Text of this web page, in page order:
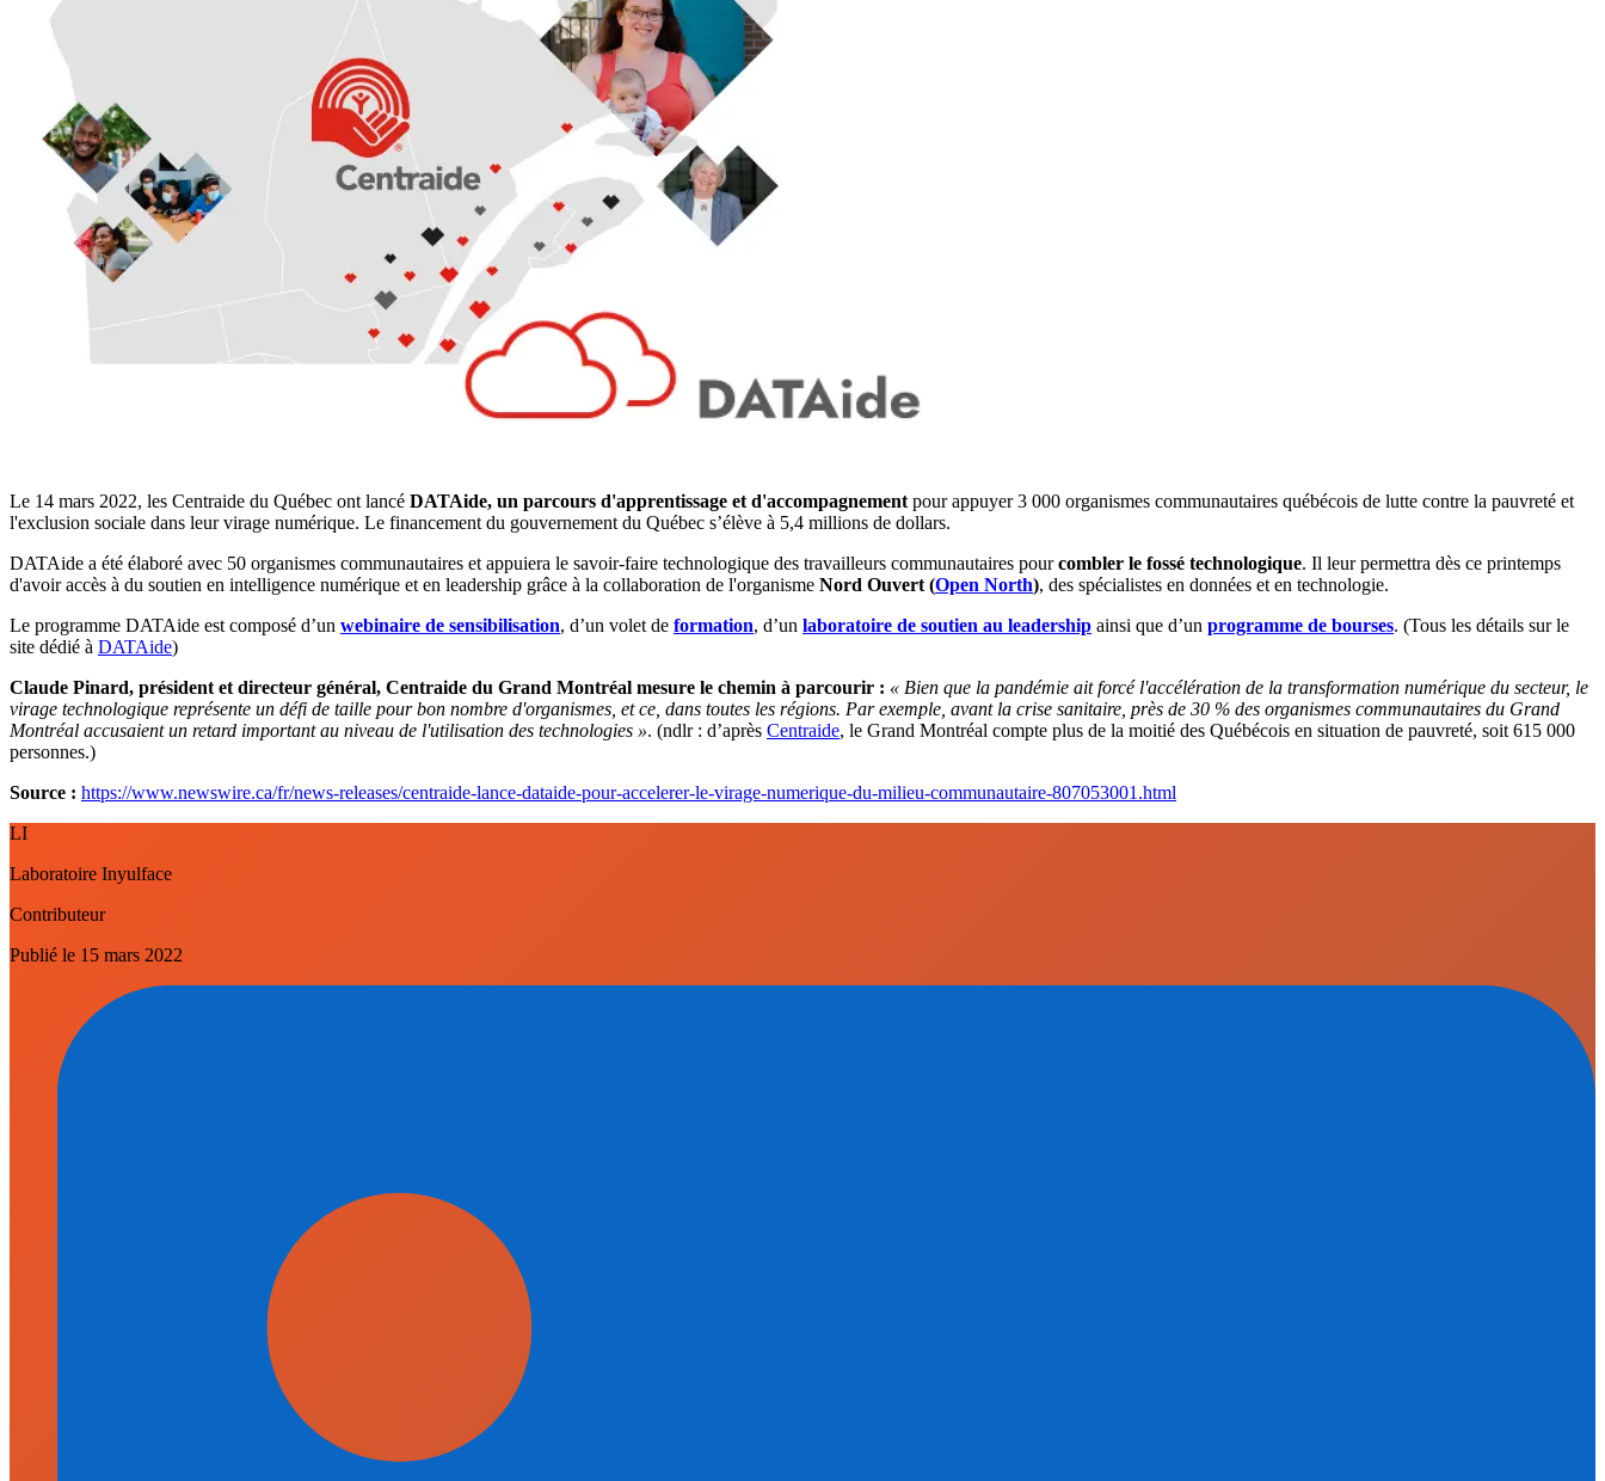
Le 14 mars 2022, les Centraide du Québec ont lancé DATAide, un parcours d'apprentissage et d'accompagnement pour appuyer 3 000 organismes communautaires québécois de lutte contre la pauvreté et
l'exclusion sociale dans leur virage numérique. Le financement du gouvernement du Québec s’élève à 5,4 millions de dollars.
DATAide a été élaboré avec 50 organismes communautaires et appuiera le savoir-faire technologique des travailleurs communautaires pourcombler le fossé technologique. Il leur permettra dès ce printemps
d'avoir accès à du soutien en intelligence numérique et en leadership grâce à la collaboration de l'organisme Nord Ouvert (Open North), des spécialistes en données et en technologie.
Le programme DATAide est composé d’un webinaire de sensibilisation, d’un volet de formation, d’un laboratoire de soutien au leadership ainsi que d’un programme de bourses. (Tous les détails sur le
site dédié à DATAide)
Claude Pinard, président et directeur général, Centraide du Grand Montréal mesure le chemin à parcourir : « Bien que la pandémie ait forcé l'accélération de la transformation numérique du secteur, le
virage technologique représente un défi de taille pour bon nombre d'organismes, et ce, dans toutes les régions. Par exemple, avant la crise sanitaire, près de 30 % des organismes communautaires du Grand
Montréal accusaient un retard important au niveau de l'utilisation des technologies ». (ndlr : d’après Centraide, le Grand Montréal compte plus de la moitié des Québécois en situation de pauvreté, soit 615 000
personnes.)
Source : https://www.newswire.ca/fr/news-releases/centraide-lance-dataide-pour-accelerer-le-virage-numerique-du-milieu-communautaire-807053001.html
LI
Laboratoire Inyulface
Contributeur
Publié le 15 mars 2022